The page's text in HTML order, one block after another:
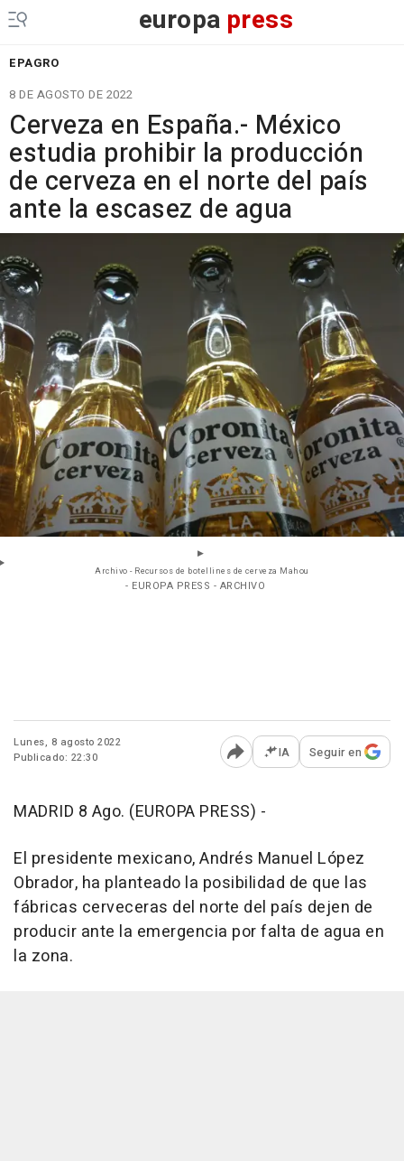
europa press
EPAGRO
8 DE AGOSTO DE 2022
Cerveza en España.- México
estudia prohibir la producción
de cerveza en el norte del país
ante la escasez de agua
Archivo - Recursos de botellines de cerveza Mahou
- EUROPA PRESS - ARCHIVO
Lunes, 8 agosto 2022
Publicado: 22:30
Abrir opciones para
IA Seguir en
MADRID 8 Ago. (EUROPA PRESS) -
El presidente mexicano, Andrés Manuel López
Obrador, ha planteado la posibilidad de que las
fábricas cerveceras del norte del país dejen de
producir ante la emergencia por falta de agua en
la zona.